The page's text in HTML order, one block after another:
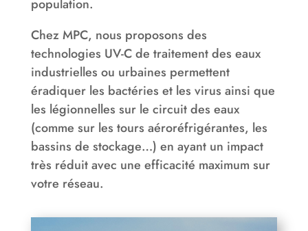
population.
Chez MPC, nous proposons des
technologies UV-C de traitement des eaux
industrielles ou urbaines permettent
éradiquer les bactéries et les virus ainsi que
les légionnelles sur le circuit des eaux
(comme sur les tours aéroréfrigérantes, les
bassins de stockage…) en ayant un impact
très réduit avec une efficacité maximum sur
votre réseau.